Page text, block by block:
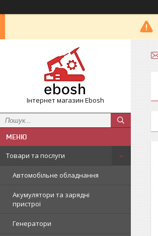
Інтернет магазин Ebosh
Товари та послуги
Автомобільне обладнання
Акумулятори та зарядні
пристрої
Генератори